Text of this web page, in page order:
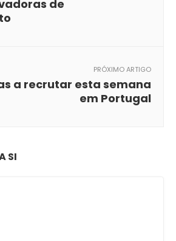
de
PRÓXIMO ARTIGO
a recrutar esta semana
em Portugal
SI